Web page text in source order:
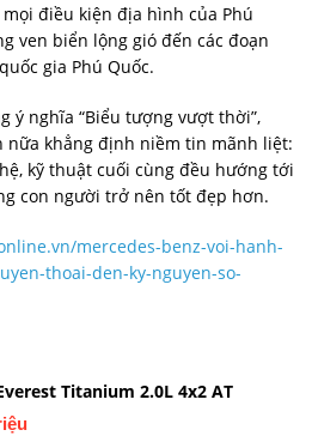
điều kiện địa hình của Phú
ven biển lộng gió đến các đoạn
gia Phú Quốc.
ý nghĩa “Biểu tượng vượt thời”,
nữa khẳng định niềm tin mãnh liệt:
kỹ thuật cuối cùng đều hướng tới
con người trở nên tốt đẹp hơn.
mercedes-benz-voi-hanh-
thoai-den-ky-nguyen-so-
Titanium 2.0L 4x2 AT